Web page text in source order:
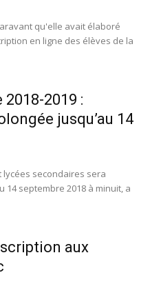
qu'elle avait élaboré
en ligne des élèves de la
2019 :
jusqu’au 14
lycées secondaires sera
14 septembre 2018 à minuit, a
aux